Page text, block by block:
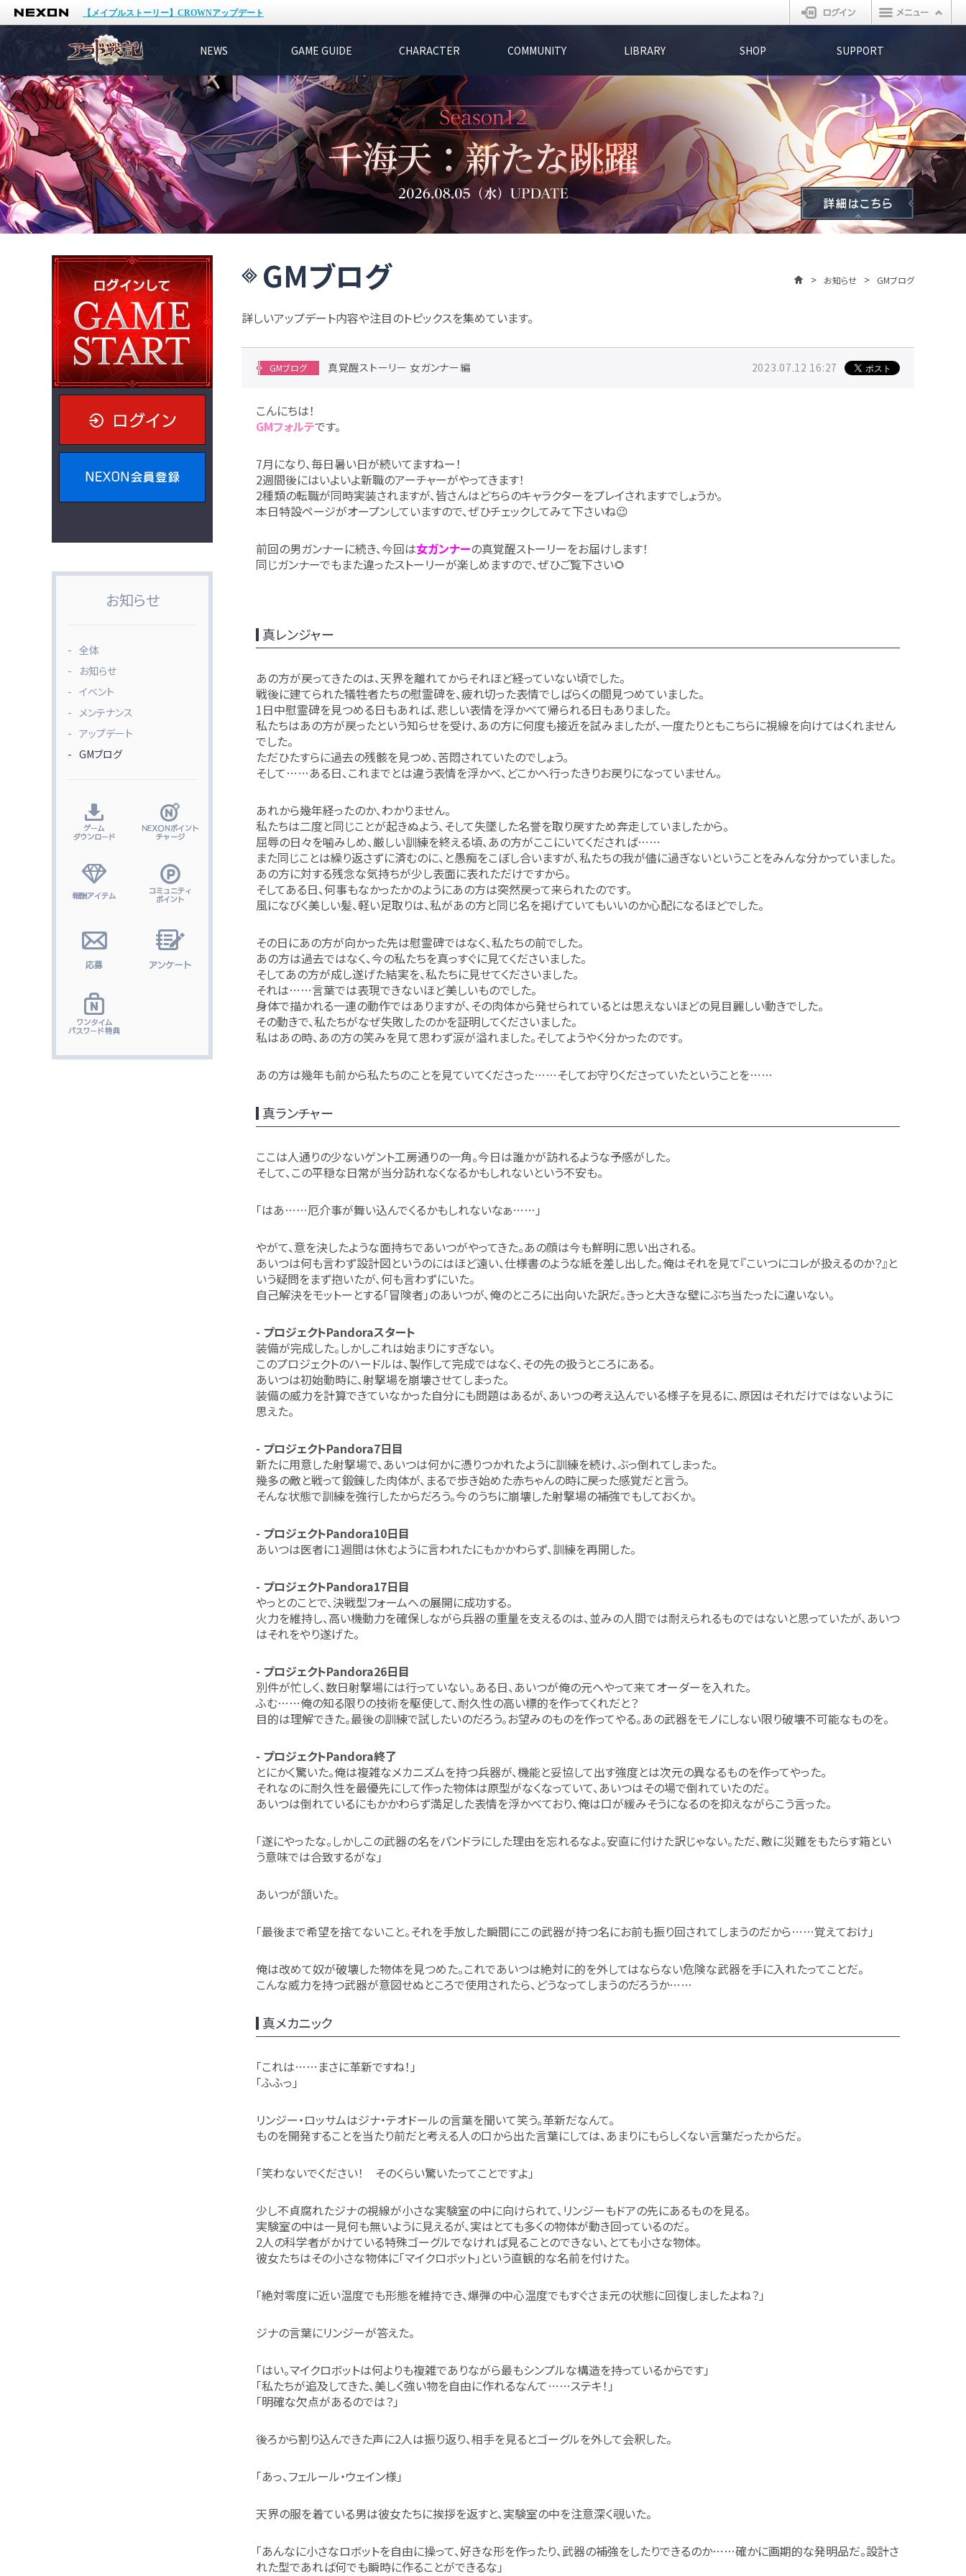
NEXON
【メイプルストーリー】CROWNアップデート
ログイン
NEWS GAME GUIDE CHARACTER COMMUNITY LIBRARY SHOP SUPPORT
GMブログ お知らせ GMブログ
詳しいアップデート内容や注目のトピックスを集めています。
GMブログ 真覚醒ストーリー 女ガンナー編 2023.07.12 16:27
こんにちは！
GMフォルテです。
7月になり、毎日暑い日が続いてますねー！
2週間後にはいよいよ新職のアーチャーがやってきます！
2種類の転職が同時実装されますが、皆さんはどちらのキャラクターをプレイされますでしょうか。
本日特設ページがオープンしていますので、ぜひチェックしてみて下さいね😉
前回の男ガンナーに続き、今回は女ガンナーの真覚醒ストーリーをお届けします！
同じガンナーでもまた違ったストーリーが楽しめますので、ぜひご覧下さい🌻
真レンジャー
あの方が戻ってきたのは、天界を離れてからそれほど経っていない頃でした。
戦後に建てられた犠牲者たちの慰霊碑を、疲れ切った表情でしばらくの間見つめていました。
1日中慰霊碑を見つめる日もあれば、悲しい表情を浮かべて帰られる日もありました。
私たちはあの方が戻ったという知らせを受け、あの方に何度も接近を試みましたが、一度たりともこちらに視線を向けてはくれません
でした。
ただひたすらに過去の残骸を見つめ、苦悶されていたのでしょう。
そして……ある日、これまでとは違う表情を浮かべ、どこかへ行ったきりお戻りになっていません。
あれから幾年経ったのか、わかりません。
私たちは二度と同じことが起きぬよう、そして失墜した名誉を取り戻すため奔走していましたから。
屈辱の日々を噛みしめ、厳しい訓練を終える頃、あの方がここにいてくだされば……
また同じことは繰り返さずに済むのに、と愚痴をこぼし合いますが、私たちの我が儘に過ぎないということをみんな分かっていました。
あの方に対する残念な気持ちが少し表面に表れただけですから。
そしてある日、何事もなかったかのようにあの方は突然戻って来られたのです。
風になびく美しい髪、軽い足取りは、私があの方と同じ名を掲げていてもいいのか心配になるほどでした。
その日にあの方が向かった先は慰霊碑ではなく、私たちの前でした。
あの方は過去ではなく、今の私たちを真っすぐに見てくださいました。
そしてあの方が成し遂げた結実を、私たちに見せてくださいました。
それは……言葉では表現できないほど美しいものでした。
身体で描かれる一連の動作ではありますが、その肉体から発せられているとは思えないほどの見目麗しい動きでした。
その動きで、私たちがなぜ失敗したのかを証明してくださいました。
私はあの時、あの方の笑みを見て思わず涙が溢れました。そしてようやく分かったのです。
あの方は幾年も前から私たちのことを見ていてくださった……そしてお守りくださっていたということを……
真ランチャー
ここは人通りの少ないゲント工房通りの一角。今日は誰かが訪れるような予感がした。
そして、この平穏な日常が当分訪れなくなるかもしれないという不安も。
「はあ……厄介事が舞い込んでくるかもしれないなぁ……」
やがて、意を決したような面持ちであいつがやってきた。あの顔は今も鮮明に思い出される。
あいつは何も言わず設計図というのにはほど遠い、仕様書のような紙を差し出した。俺はそれを見て『こいつにコレが扱えるのか？』と
いう疑問をまず抱いたが、何も言わずにいた。
自己解決をモットーとする「冒険者」のあいつが、俺のところに出向いた訳だ。きっと大きな壁にぶち当たったに違いない。
- プロジェクトPandoraスタート
装備が完成した。しかしこれは始まりにすぎない。
このプロジェクトのハードルは、製作して完成ではなく、その先の扱うところにある。
あいつは初始動時に、射撃場を崩壊させてしまった。
装備の威力を計算できていなかった自分にも問題はあるが、あいつの考え込んでいる様子を見るに、原因はそれだけではないように
思えた。
- プロジェクトPandora7日目
新たに用意した射撃場で、あいつは何かに憑りつかれたように訓練を続け、ぶっ倒れてしまった。
幾多の敵と戦って鍛錬した肉体が、まるで歩き始めた赤ちゃんの時に戻った感覚だと言う。
そんな状態で訓練を強行したからだろう。今のうちに崩壊した射撃場の補強でもしておくか。
- プロジェクトPandora10日目
あいつは医者に1週間は休むように言われたにもかかわらず、訓練を再開した。
- プロジェクトPandora17日目
やっとのことで、決戦型フォームへの展開に成功する。
火力を維持し、高い機動力を確保しながら兵器の重量を支えるのは、並みの人間では耐えられるものではないと思っていたが、あいつ
はそれをやり遂げた。
- プロジェクトPandora26日目
別件が忙しく、数日射撃場には行っていない。ある日、あいつが俺の元へやって来てオーダーを入れた。
ふむ……俺の知る限りの技術を駆使して、耐久性の高い標的を作ってくれだと？
目的は理解できた。最後の訓練で試したいのだろう。お望みのものを作ってやる。あの武器をモノにしない限り破壊不可能なものを。
- プロジェクトPandora終了
とにかく驚いた。俺は複雑なメカニズムを持つ兵器が、機能と妥協して出す強度とは次元の異なるものを作ってやった。
それなのに耐久性を最優先にして作った物体は原型がなくなっていて、あいつはその場で倒れていたのだ。
あいつは倒れているにもかかわらず満足した表情を浮かべており、俺は口が緩みそうになるのを抑えながらこう言った。
「遂にやったな。しかしこの武器の名をパンドラにした理由を忘れるなよ。安直に付けた訳じゃない。ただ、敵に災難をもたらす箱とい
う意味では合致するがな」
あいつが頷いた。
「最後まで希望を捨てないこと。それを手放した瞬間にこの武器が持つ名にお前も振り回されてしまうのだから……覚えておけ」
俺は改めて奴が破壊した物体を見つめた。これであいつは絶対に的を外してはならない危険な武器を手に入れたってことだ。
こんな威力を持つ武器が意図せぬところで使用されたら、どうなってしまうのだろうか……
真メカニック
「これは……まさに革新ですね！」
「ふふっ」
リンジー・ロッサムはジナ・テオドールの言葉を聞いて笑う。革新だなんて。
ものを開発することを当たり前だと考える人の口から出た言葉にしては、あまりにもらしくない言葉だったからだ。
「笑わないでください！ そのくらい驚いたってことですよ」
少し不貞腐れたジナの視線が小さな実験室の中に向けられて、リンジーもドアの先にあるものを見る。
実験室の中は一見何も無いように見えるが、実はとても多くの物体が動き回っているのだ。
2人の科学者がかけている特殊ゴーグルでなければ見ることのできない、とても小さな物体。
彼女たちはその小さな物体に「マイクロボット」という直観的な名前を付けた。
「絶対零度に近い温度でも形態を維持でき、爆弾の中心温度でもすぐさま元の状態に回復しましたよね？」
ジナの言葉にリンジーが答えた。
「はい。マイクロボットは何よりも複雑でありながら最もシンプルな構造を持っているからです」
「私たちが追及してきた、美しく強い物を自由に作れるなんて……ステキ！」
「明確な欠点があるのでは？」
後ろから割り込んできた声に2人は振り返り、相手を見るとゴーグルを外して会釈した。
「あっ、フェルール・ウェイン様」
天界の服を着ている男は彼女たちに挨拶を返すと、実験室の中を注意深く覗いた。
「あんなに小さなロボットを自由に操って、好きな形を作ったり、武器の補強をしたりできるのか……確かに画期的な発明品だ。設計さ
れた型であれば何でも瞬時に作ることができるな」
NEXON会員登録
お知らせ
全体
お知らせ
イベント
メンテナンス
アップデート
GMブログ